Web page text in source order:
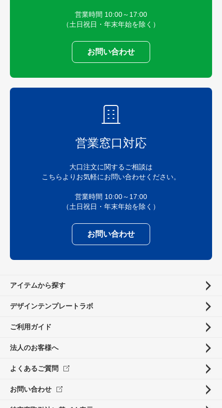
営業時間 10:00～17:00
（土日祝日・年末年始を除く）
お問い合わせ
営業窓口対応
大口注文に関するご相談は
こちらよりお気軽にお問い合わせください。
営業時間 10:00～17:00
（土日祝日・年末年始を除く）
お問い合わせ
アイテムから探す
デザインテンプレートラボ
ご利用ガイド
法人のお客様へ
よくあるご質問
お問い合わせ